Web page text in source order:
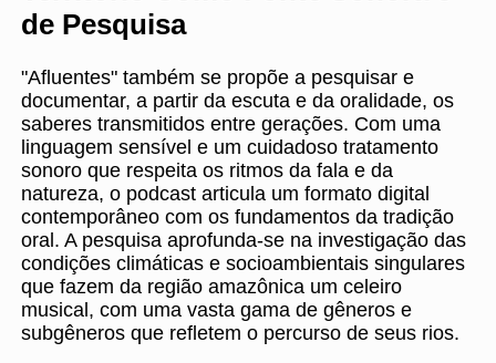
de Pesquisa
"Afluentes" também se propõe a pesquisar e
documentar, a partir da escuta e da oralidade, os
saberes transmitidos entre gerações. Com uma
linguagem sensível e um cuidadoso tratamento
sonoro que respeita os ritmos da fala e da
natureza, o podcast articula um formato digital
contemporâneo com os fundamentos da tradição
oral. A pesquisa aprofunda-se na investigação das
condições climáticas e socioambientais singulares
que fazem da região amazônica um celeiro
musical, com uma vasta gama de gêneros e
subgêneros que refletem o percurso de seus rios.